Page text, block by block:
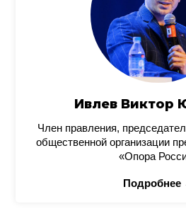
Ивлев Виктор
Член правления,
общественной организации
«Опора
Подробнее